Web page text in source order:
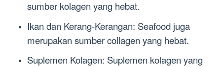
sumber kolagen yang hebat.
Ikan dan Kerang-Kerangan: Seafood juga
merupakan sumber collagen yang hebat.
Suplemen Kolagen: Suplemen kolagen yang